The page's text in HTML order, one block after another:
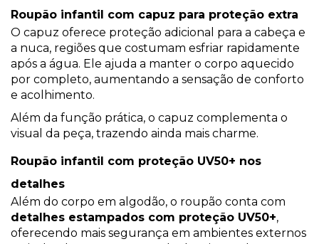
Roupão infantil com capuz para proteção extra
O capuz oferece proteção adicional para a cabeça e
a nuca, regiões que costumam esfriar rapidamente
após a água. Ele ajuda a manter o corpo aquecido
por completo, aumentando a sensação de conforto
e acolhimento.
Além da função prática, o capuz complementa o
visual da peça, trazendo ainda mais charme.
Roupão infantil com proteção UV50+ nos
detalhes
Além do corpo em algodão, o roupão conta com
detalhes estampados com proteção UV50+,
oferecendo mais segurança em ambientes externos